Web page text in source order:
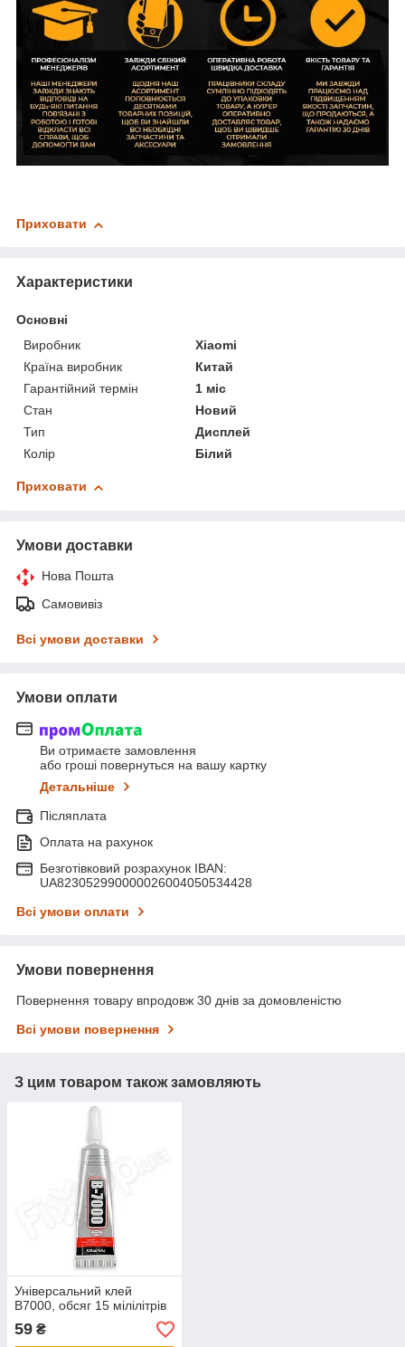
Приховати
Характеристики
Основні
Виробник
Xiaomi
Країна виробник
Китай
Гарантійний термін
1 міс
Стан
Новий
Тип
Дисплей
Колір
Білий
Приховати
Умови доставки
Нова Пошта
Самовивіз
Всі умови доставки
Умови оплати
Ви отримаєте замовлення
або гроші повернуться на вашу картку
Детальніше
Післяплата
Оплата на рахунок
Безготівковий розрахунок IBAN:
UA823052990000026004050534428
Всі умови оплати
Умови повернення
Повернення товару впродовж 30 днів за домовленістю
Всі умови повернення
З цим товаром також замовляють
Універсальний клей
B7000, обсяг 15 мілілітрів
59 ₴